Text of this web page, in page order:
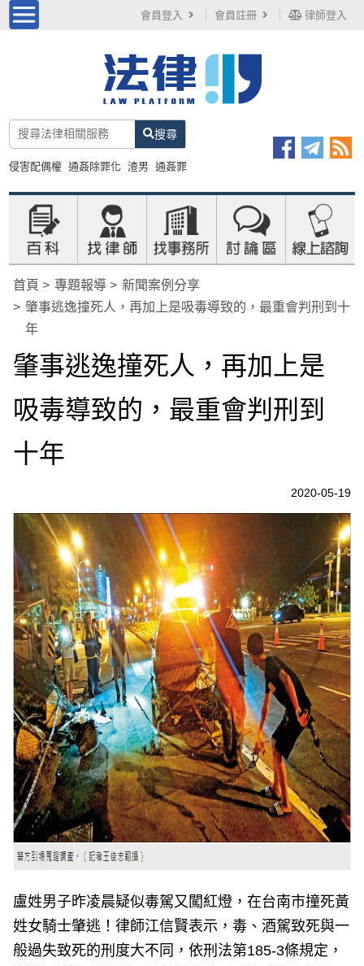
會員登入 會員註冊 律師登入
搜尋
侵害配偶權 通姦除罪化 渣男 通姦罪
首頁 專題報導
新聞案例分享
肇事逃逸撞死人，再加上是吸毒導致的，最重會判刑到十
年
肇事逃逸撞死人，再加上是
吸毒導致的，最重會判刑到
十年
2020-05-19
盧姓男子昨凌晨疑似毒駕又闖紅燈，在台南市撞死黃
姓女騎士肇逃！律師江信賢表示，毒、酒駕致死與一
般過失致死的刑度大不同，依刑法第185-3條規定，